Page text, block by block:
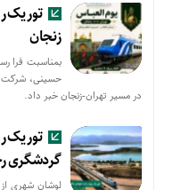
تور یک
زنجان
بمناسبت فرا
حسینی، شرکت
در مسیر تهران-زنجان خبر داد.
تور یک
گردشگری
لوشان شهری